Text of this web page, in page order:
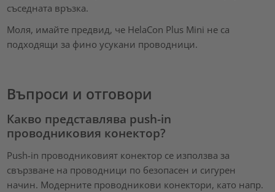
съседната връзка.
Моля, имайте предвид, че HelaCon Plus Mini не са
подходящи за фино усукани проводници.
Въпроси и отговори
Какво представлява push-in
проводниковия конектор?
Push-in проводниковият конектор се използва за
свързване на проводници по безопасен и сигурен
начин. Модерните проводникови конектори, като напр.